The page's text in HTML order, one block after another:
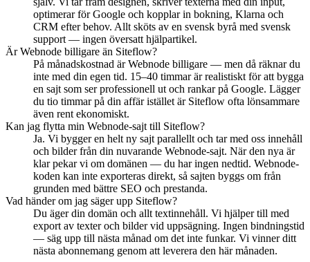
optimerar för Google och kopplar in bokning, Klarna och
CRM efter behov. Allt sköts av en svensk byrå med svensk
support — ingen översatt hjälpartikel.
Är Webnode billigare än Siteflow?
På månadskostnad är Webnode billigare — men då räknar du
inte med din egen tid. 15–40 timmar är realistiskt för att bygga
en sajt som ser professionell ut och rankar på Google. Lägger
du tio timmar på din affär istället är Siteflow ofta lönsammare
även rent ekonomiskt.
Kan jag flytta min Webnode-sajt till Siteflow?
Ja. Vi bygger en helt ny sajt parallellt och tar med oss innehåll
och bilder från din nuvarande Webnode-sajt. När den nya är
klar pekar vi om domänen — du har ingen nedtid. Webnode-
koden kan inte exporteras direkt, så sajten byggs om från
grunden med bättre SEO och prestanda.
Vad händer om jag säger upp Siteflow?
Du äger din domän och allt textinnehåll. Vi hjälper till med
export av texter och bilder vid uppsägning. Ingen bindningstid
— säg upp till nästa månad om det inte funkar. Vi vinner ditt
nästa abonnemang genom att leverera den här månaden.